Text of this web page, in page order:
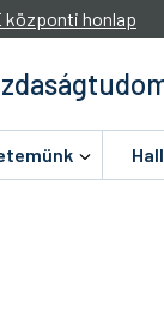
központi honlap